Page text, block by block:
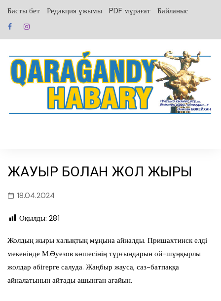
содержанию
Басты бет Редакция ұжымы PDF мұрағат Байланыс
ЖАУЫР БОЛҒАН ЖОЛ ЖЫРЫ
18.04.2024
Оқылды: 281
Жолдың жыры халықтың мұңына айналды. Пришахтинск елді
мекенінде М.Әуезов көшесінің тұрғындарын ой-шұңқырлы
жолдар әбігерге салуда. Жаңбыр жауса, саз-батпаққа
айналатынын айтады ашынған ағайын.